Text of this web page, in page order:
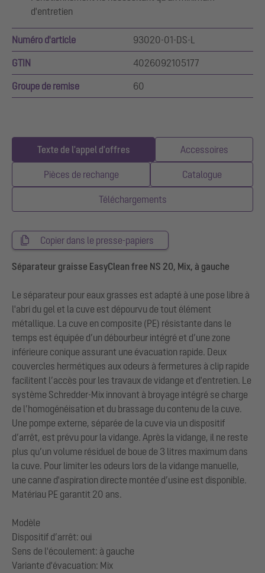
d'entretien
Numéro d'article 93020-01-DS-L
GTIN 4026092105177
Groupe de remise 60
Texte de l'appel d'offres Accessoires
Pièces de rechange Catalogue
Téléchargements
Copier dans le presse-papiers
Séparateur graisse EasyClean free NS 20, Mix, à gauche
Le séparateur pour eaux grasses est adapté à une pose libre à
l'abri du gel et la cuve est dépourvu de tout élément
métallique. La cuve en composite (PE) résistante dans le
temps est équipée d’un débourbeur intégré et d’une zone
inférieure conique assurant une évacuation rapide. Deux
couvercles hermétiques aux odeurs à fermetures à clip rapide
facilitent l’accès pour les travaux de vidange et d'entretien. Le
système Schredder-Mix innovant à broyage intégré se charge
de l’homogénéisation et du brassage du contenu de la cuve.
Une pompe externe, séparée de la cuve via un dispositif
d’arrêt, est prévu pour la vidange. Après la vidange, il ne reste
plus qu’un volume résiduel de boue de 3 litres maximum dans
la cuve. Pour limiter les odeurs lors de la vidange manuelle,
une canne d'aspiration directe montée d’usine est disponible.
Matériau PE garantit 20 ans.
Modèle
Dispositif d’arrêt: oui
Sens de l'écoulement: à gauche
Variante d'évacuation: Mix